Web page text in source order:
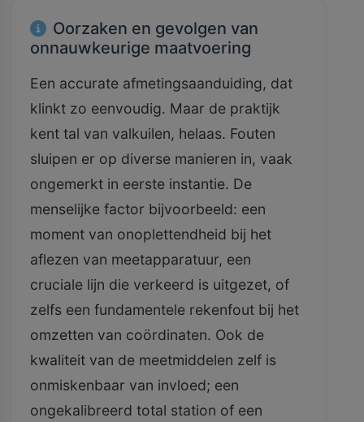
Oorzaken en gevolgen van
onnauwkeurige maatvoering
Een accurate afmetingsaanduiding, dat
klinkt zo eenvoudig. Maar de praktijk
kent tal van valkuilen, helaas. Fouten
sluipen er op diverse manieren in, vaak
ongemerkt in eerste instantie. De
menselijke factor bijvoorbeeld: een
moment van onoplettendheid bij het
aflezen van meetapparatuur, een
cruciale lijn die verkeerd is uitgezet, of
zelfs een fundamentele rekenfout bij het
omzetten van coördinaten. Ook de
kwaliteit van de meetmiddelen zelf is
onmiskenbaar van invloed; een
ongekalibreerd total station of een